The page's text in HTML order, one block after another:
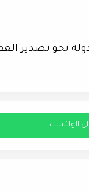
نحو تصدير